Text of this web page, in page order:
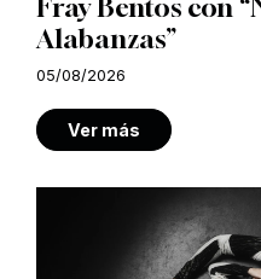
Fray Bentos con
Alabanzas”
05/08/2026
Ver más